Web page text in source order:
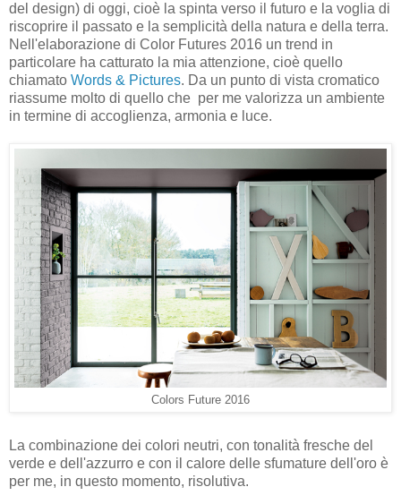
del design) di oggi, cioè la spinta verso il futuro e la voglia di
riscoprire il passato e la semplicità della natura e della terra.
Nell'elaborazione di Color Futures 2016 un trend in
particolare ha catturato la mia attenzione, cioè quello
chiamato Words & Pictures. Da un punto di vista cromatico
riassume molto di quello che per me valorizza un ambiente
in termine di accoglienza, armonia e luce.
Colors Future 2016
La combinazione dei colori neutri, con tonalità fresche del
verde e dell'azzurro e con il calore delle sfumature dell'oro è
per me, in questo momento, risolutiva.